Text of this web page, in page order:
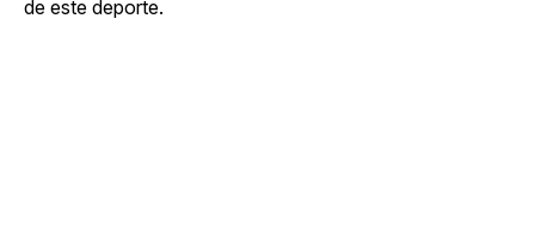
de este deporte.